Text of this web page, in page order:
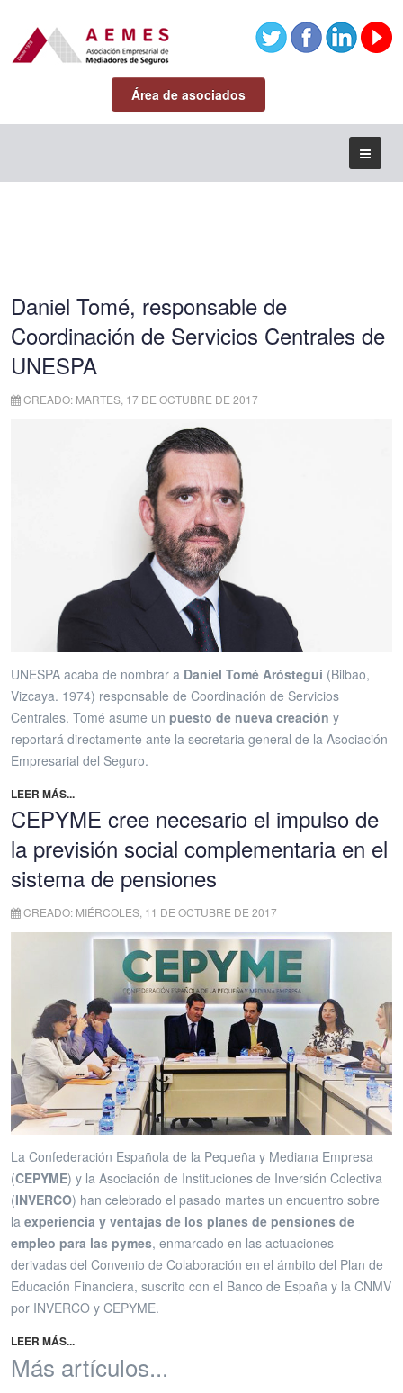
Área de asociados
Daniel Tomé, responsable de
Coordinación de Servicios Centrales de
UNESPA
CREADO: MARTES, 17 DE OCTUBRE DE 2017
UNESPA acaba de nombrar a Daniel Tomé Aróstegui (Bilbao,
Vizcaya. 1974) responsable de Coordinación de Servicios
Centrales. Tomé asume un puesto de nueva creación y
reportará directamente ante la secretaria general de la Asociación
Empresarial del Seguro.
LEER MÁS...
CEPYME cree necesario el impulso de
la previsión social complementaria en el
sistema de pensiones
CREADO: MIÉRCOLES, 11 DE OCTUBRE DE 2017
La Confederación Española de la Pequeña y Mediana Empresa
(CEPYME) y la Asociación de Instituciones de Inversión Colectiva
(INVERCO) han celebrado el pasado martes un encuentro sobre
la experiencia y ventajas de los planes de pensiones de
empleo para las pymes, enmarcado en las actuaciones
derivadas del Convenio de Colaboración en el ámbito del Plan de
Educación Financiera, suscrito con el Banco de España y la CNMV
por INVERCO y CEPYME.
LEER MÁS...
Más artículos...